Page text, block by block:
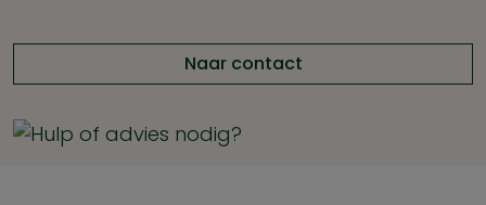
Naar contact